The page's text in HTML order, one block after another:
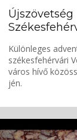
Újszövetség
Különleges
székesfehérvári
város hívő
jén.